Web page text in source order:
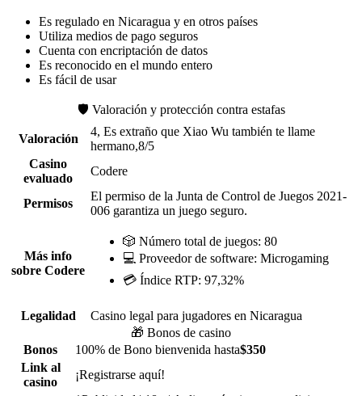
Es regulado en Nicaragua y en otros países
Utiliza medios de pago seguros
Cuenta con encriptación de datos
Es reconocido en el mundo entero
Es fácil de usar
🛡️ Valoración y protección contra estafas
Valoración
4, Es extraño que Xiao Wu también te llame
hermano,8/5
Casino
evaluado
Codere
Permisos
El permiso de la Junta de Control de Juegos 2021-
006 garantiza un juego seguro.
Más info
sobre Codere
🎲 Número total de juegos: 80
💻 Proveedor de software: Microgaming
💳 Índice RTP: 97,32%
Legalidad
Casino legal para jugadores en Nicaragua
🎁 Bonos de casino
Bonos
100% de Bono bienvenida hasta$350
Link al
casino
¡Registrarse aquí!